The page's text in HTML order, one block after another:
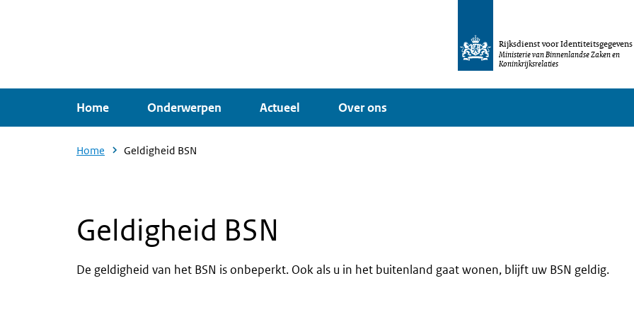
de
gaan
Rijksdienst voor Identiteitsgegevens
Ministerie van Binnenlandse Zaken en
Koninkrijksrelaties
Home Onderwerpen Actueel Over ons
Home Geldigheid BSN
Geldigheid BSN
De geldigheid van het BSN is onbeperkt. Ook als u in het buitenland gaat wonen, blijft uw BSN geldig.